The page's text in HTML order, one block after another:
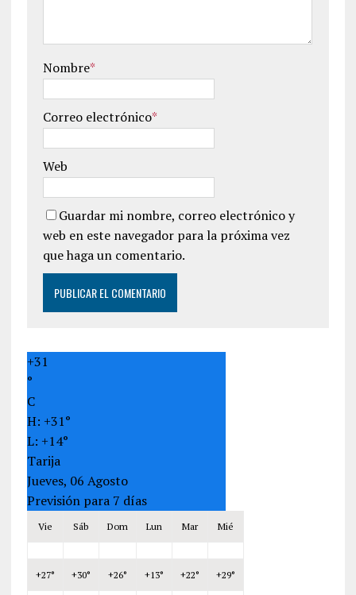
Nombre*
Correo electrónico*
Web
Guardar mi nombre, correo electrónico y
web en este navegador para la próxima vez
que haga un comentario.
+31
°
C
H: +31°
L: +14°
Tarija
Jueves, 06 Agosto
Previsión para 7 días
Vie Sáb Dom Lun Mar Mié
+27° +30° +26° +13° +22° +29°